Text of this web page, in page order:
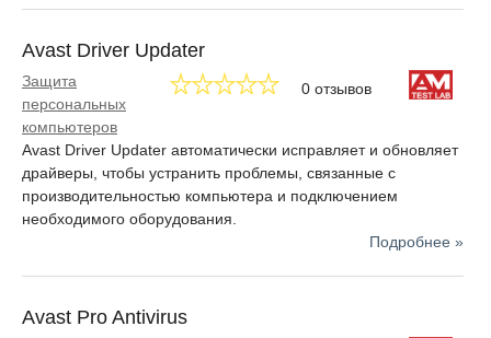
Avast Driver Updater
0 отзывов
Защита
персональных
компьютеров
Avast Driver Updater автоматически исправляет и обновляет
драйверы, чтобы устранить проблемы, связанные с
производительностью компьютера и подключением
необходимого оборудования.
Подробнее »
Avast Pro Antivirus